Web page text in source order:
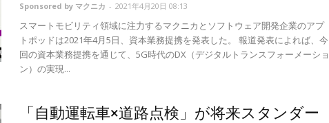
Sponsored by マクニカ - 2021年4月20日 08:13
スマートモビリティ領域に注力するマクニカとソフトウェア開発企業のアプ
トポッドは2021年4月5日、資本業務提携を発表した。 報道発表によれば、今
回の資本業務提携を通じて、5G時代のDX（デジタルトランスフォーメーショ
ン）の実現...
「自動運転車×道路点検」が将来スタンダー